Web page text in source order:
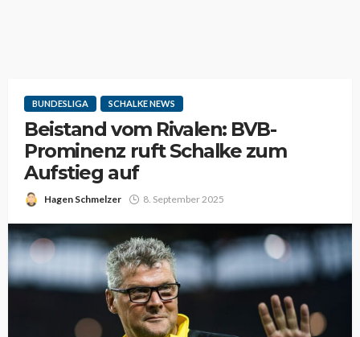
BUNDESLIGA SCHALKE NEWS
Beistand vom Rivalen: BVB-
Prominenz ruft Schalke zum
Aufstieg auf
Hagen Schmelzer 8. September 2025